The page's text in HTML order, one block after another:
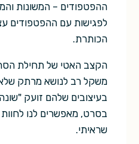
ההפטפודים – המשונות
לפגישות עם ההפטפודים
הכותרת.
הקצב האטי של תחילת
משקל רב לנושא מרתק שלא
בעיצובים שלהם זועק
בסרט, מאפשרים לנו
שראיתי.